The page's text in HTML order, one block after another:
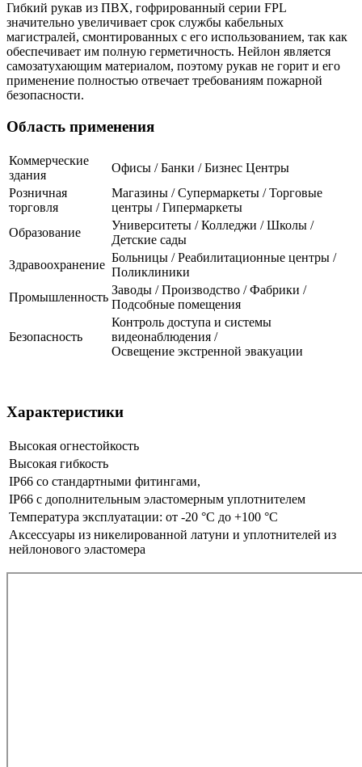
Гибкий рукав из ПВХ, гофрированный серии FPL
значительно увеличивает срок службы кабельных
магистралей, смонтированных с его использованием, так как
обеспечивает им полную герметичность. Нейлон является
самозатухающим материалом, поэтому рукав не горит и его
применение полностью отвечает требованиям пожарной
безопасности.
Область применения
Коммерческие
здания
Офисы / Банки / Бизнес Центры
Розничная
торговля
Магазины / Супермаркеты / Торговые
центры / Гипермаркеты
Образование
Университеты / Колледжи / Школы /
Детские сады
Здравоохранение
Больницы / Реабилитационные центры /
Поликлиники
Промышленность
Заводы / Производство / Фабрики /
Подсобные помещения
Безопасность
Контроль доступа и системы
видеонаблюдения /
Освещение экстренной эвакуации
Характеристики
Высокая огнестойкость
Высокая гибкость
IP66 со стандартными фитингами,
IP66 с дополнительным эластомерным уплотнителем
Температура эксплуатации: от -20 °C до +100 °C
Аксессуары из никелированной латуни и уплотнителей из
нейлонового эластомера